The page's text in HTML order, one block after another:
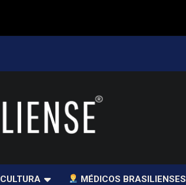
CULTURA MÉDICOS BRASILIENSES